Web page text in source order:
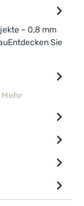
– 0,8 mm
Sie
Mehr